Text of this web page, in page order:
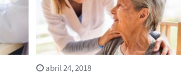
abril 24, 2018